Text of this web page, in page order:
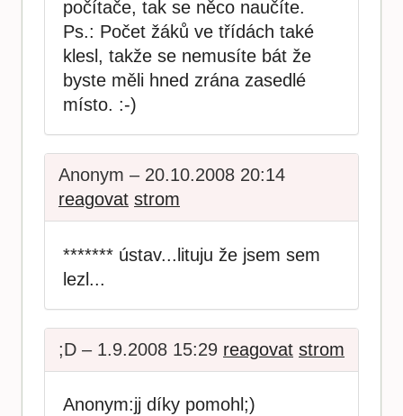
počítače, tak se něco naučíte.
Ps.: Počet žáků ve třídách také
klesl, takže se nemusíte bát že
byste měli hned zrána zasedlé
místo. :-)
Anonym – 20.10.2008 20:14
reagovat strom
******* ústav...lituju že jsem sem
lezl...
;D – 1.9.2008 15:29 reagovat strom
Anonym:jj díky pomohl;)